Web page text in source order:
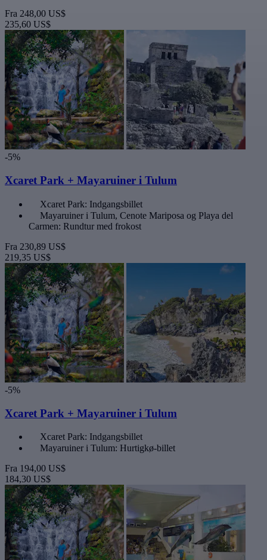
Fra 248,00 US$
235,60 US$
-5%
Xcaret Park + Mayaruiner i Tulum
Xcaret Park: Indgangsbillet
Mayaruiner i Tulum, Cenote Mariposa og Playa del
Carmen: Rundtur med frokost
Fra 230,89 US$
219,35 US$
-5%
Xcaret Park + Mayaruiner i Tulum
Xcaret Park: Indgangsbillet
Mayaruiner i Tulum: Hurtigkø-billet
Fra 194,00 US$
184,30 US$